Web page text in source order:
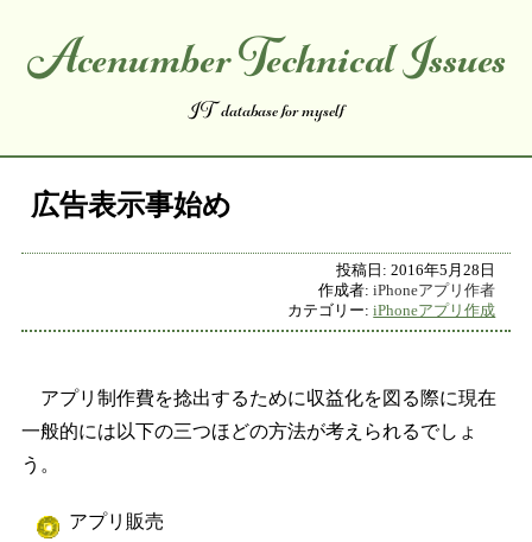
Acenumber Technical Issues
IT database for myself
広告表示事始め
投稿日:2016年5月28日
作成者:iPhoneアプリ作者
カテゴリー:iPhoneアプリ作成
アプリ制作費を捻出するために収益化を図る際に現在
一般的には以下の三つほどの方法が考えられるでしょ
う。
アプリ販売